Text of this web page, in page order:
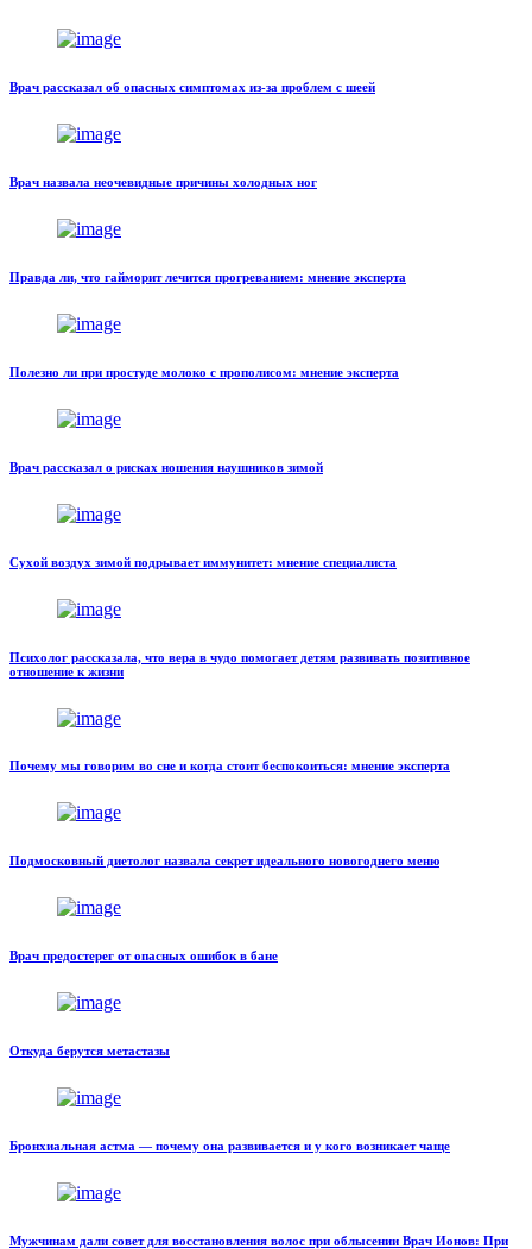
Врач рассказал об опасных симптомах из-за проблем с шеей
Врач назвала неочевидные причины холодных ног
Правда ли, что гайморит лечится прогреванием: мнение эксперта
Полезно ли при простуде молоко с прополисом: мнение эксперта
Врач рассказал о рисках ношения наушников зимой
Сухой воздух зимой подрывает иммунитет: мнение специалиста
Психолог рассказала, что вера в чудо помогает детям развивать позитивное
отношение к жизни
Почему мы говорим во сне и когда стоит беспокоиться: мнение эксперта
Подмосковный диетолог назвала секрет идеального новогоднего меню
Врач предостерег от опасных ошибок в бане
Откуда берутся метастазы
Бронхиальная астма — почему она развивается и у кого возникает чаще
Мужчинам дали совет для восстановления волос при облысении Врач Ионов: При